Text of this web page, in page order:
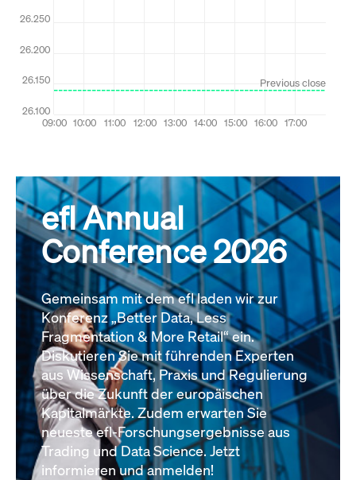
efl Annual
Conference 2026
Gemeinsam mit dem efl laden wir zur
Konferenz „Better Data, Less
Fragmentation & More Retail“ ein.
Diskutieren Sie mit führenden Experten
aus Wissenschaft, Praxis und Regulierung
über die Zukunft der europäischen
Kapitalmärkte. Zudem erwarten Sie
neueste efl-Forschungsergebnisse aus
Trading und Data Science. Jetzt
informieren und anmelden!